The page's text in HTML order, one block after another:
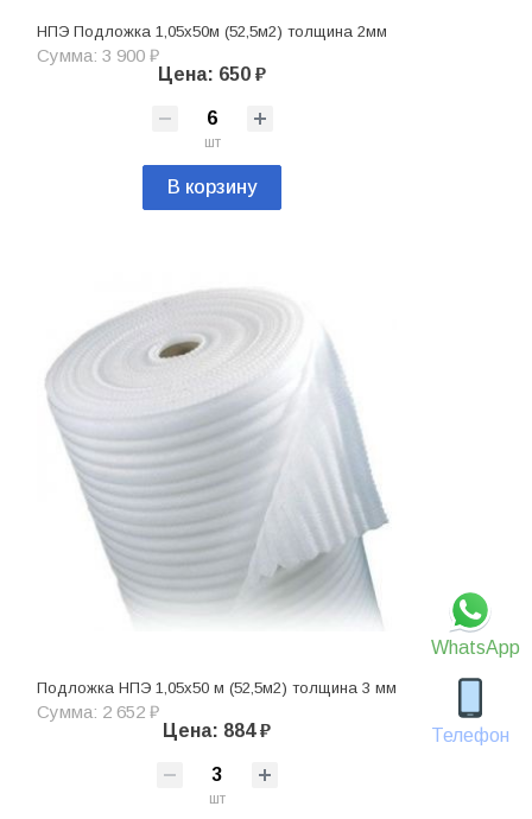
WhatsApp
Телефон
НПЭ Подложка 1,05х50м (52,5м2) толщина 2мм
Сумма: 3 900 ₽
Цена: 650 ₽
шт
В корзину
Подложка НПЭ 1,05х50 м (52,5м2) толщина 3 мм
Сумма: 2 652 ₽
Цена: 884 ₽
шт